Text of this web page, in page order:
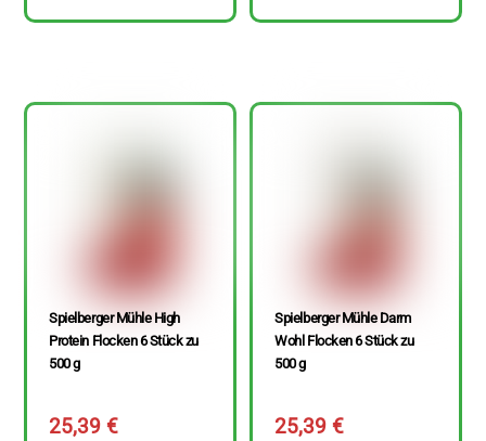
Spielberger Mühle High
Protein Flocken 6 Stück zu
500 g
25,39€
Spielberger Mühle Darm
Wohl Flocken 6 Stück zu
500 g
25,39€